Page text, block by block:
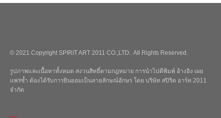
© 2021 Copyright SPIRIT ART 2011 CO.,LTD. All Rights Reserved.
รูปภาพและเนื้อหาทั้งหมด สงวนสิทธิ์ตามกฎหมาย การนำไปตีพิมพ์ อ้างอิง เผย
แพร่ซ้ำ ต้องได้รับการยินยอมเป็นลายลักษณ์อักษร โดย บริษัท สปิริต อาร์ท 2011
จำกัด